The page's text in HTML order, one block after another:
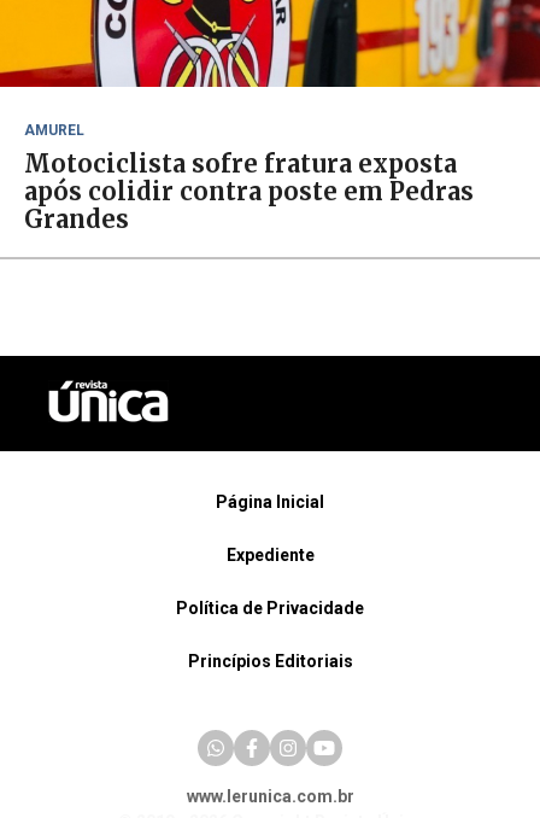
AMUREL
Motociclista sofre fratura exposta
após colidir contra poste em Pedras
Grandes
Página Inicial
Expediente
Política de Privacidade
Princípios Editoriais
www.lerunica.com.br